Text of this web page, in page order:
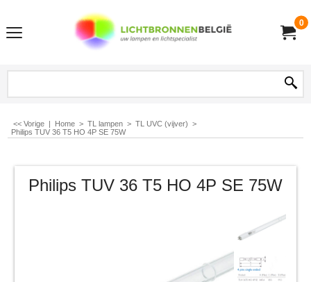
0
<< Vorige | Home > TL lampen > TL UVC (vijver) >
Philips TUV 36 T5 HO 4P SE 75W
Philips TUV 36 T5 HO 4P SE 75W